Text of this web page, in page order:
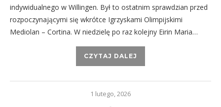
indywidualnego w Willingen. Był to ostatnim sprawdzian przed
rozpoczynającymi się wkrótce Igrzyskami Olimpijskimi
Mediolan – Cortina. W niedzielę po raz kolejny Eirin Maria…
CZYTAJ DALEJ
1 lutego, 2026